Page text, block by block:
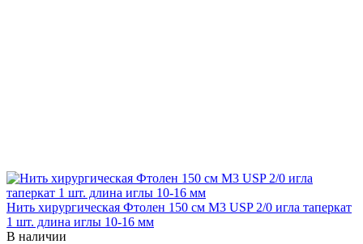
Нить хирургическая Фтолен 150 см М3 USP 2/0 игла таперкат
1 шт. длина иглы 10-16 мм
В наличии